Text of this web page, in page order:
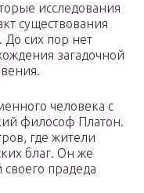
исследования
существования
сих пор нет
загадочной
человека с
философ Платон.
где жители
благ. Он же
своего прадеда